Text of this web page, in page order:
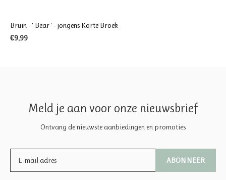
Bruin - ' Bear ' - jongens Korte Broek
€9,99
Meld je aan voor onze nieuwsbrief
Ontvang de nieuwste aanbiedingen en promoties
ABONNEER